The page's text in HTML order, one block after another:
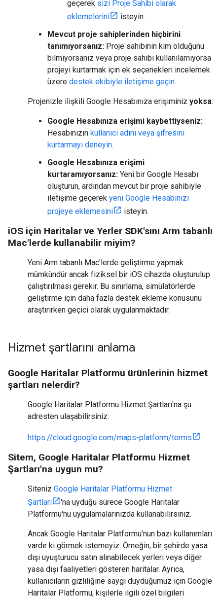
geçerek sizi Proje Sahibi olarak
eklemelerini
isteyin.
Mevcut proje sahiplerinden hiçbirini
tanımıyorsanız: Proje sahibinin kim olduğunu
bilmiyorsanız veya proje sahibi kullanılamıyorsa
projeyi kurtarmak için ek seçenekleri incelemek
üzere destek ekibiyle iletişime geçin.
Projenizle ilişkili Google Hesabınıza erişiminiz yoksa:
Google Hesabınıza erişimi kaybettiyseniz:
Hesabınızın kullanıcı adını veya şifresini
kurtarmayı deneyin.
Google Hesabınıza erişimi
kurtaramıyorsanız: Yeni bir Google Hesabı
oluşturun, ardından mevcut bir proje sahibiyle
iletişime geçerek yeni Google Hesabınızı
projeye eklemesini
isteyin.
iOS için Haritalar ve Yerler SDK'sını Arm tabanlı
Mac'lerde kullanabilir miyim?
Yeni Arm tabanlı Mac'lerde geliştirme yapmak
mümkündür ancak fiziksel bir iOS cihazda oluşturulup
çalıştırılması gerekir. Bu sınırlama, simülatörlerde
geliştirme için daha fazla destek ekleme konusunu
araştırırken geçici olarak uygulanmaktadır.
Hizmet şartlarını anlama
Google Haritalar Platformu ürünlerinin hizmet
şartları nelerdir?
Google Haritalar Platformu Hizmet Şartları'na şu
adresten ulaşabilirsiniz:
https://cloud.google.com/maps-platform/terms
Sitem, Google Haritalar Platformu Hizmet
Şartları'na uygun mu?
Siteniz Google Haritalar Platformu Hizmet
Şartları
'na uyduğu sürece Google Haritalar
Platformu'nu uygulamalarınızda kullanabilirsiniz.
Ancak Google Haritalar Platformu'nun bazı kullanımları
vardır ki görmek istemeyiz. Örneğin, bir şehirde yasa
dışı uyuşturucu satın alınabilecek yerleri veya diğer
yasa dışı faaliyetleri gösteren haritalar. Ayrıca,
kullanıcıların gizliliğine saygı duyduğumuz için Google
Haritalar Platformu, kişilerle ilgili özel bilgileri